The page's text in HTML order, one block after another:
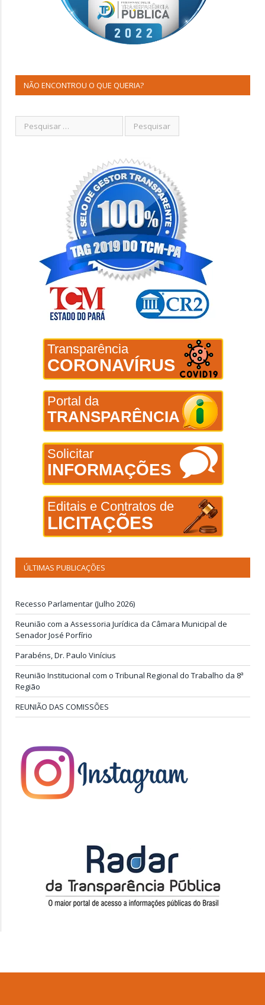
NÃO ENCONTROU O QUE QUERIA?
Transparência
CORONAVÍRUS
Portal da
TRANSPARÊNCIA
Solicitar
INFORMAÇÕES
Editais e Contratos de
LICITAÇÕES
ÚLTIMAS PUBLICAÇÕES
Recesso Parlamentar (Julho 2026)
Reunião com a Assessoria Jurídica da Câmara Municipal de
Senador José Porfírio
Parabéns, Dr. Paulo Vinícius
Reunião Institucional com o Tribunal Regional do Trabalho da 8ª
Região
REUNIÃO DAS COMISSÕES